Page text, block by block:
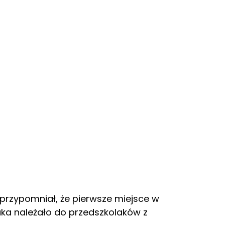
że pierwsze miejsce w
należało do przedszkolaków z